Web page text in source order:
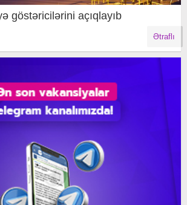
göstəricilərini açıqlayıb
Ətraflı